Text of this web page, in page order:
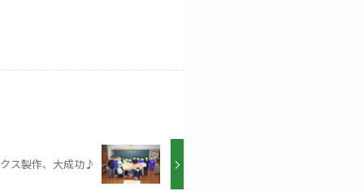
ス製作、大成功♪